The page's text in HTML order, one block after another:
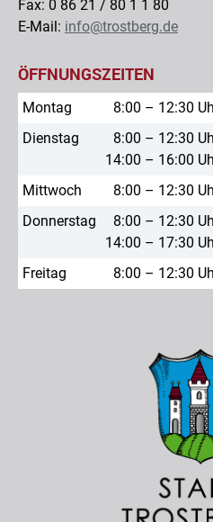
Fax: 0 86 21 / 80 1 1 80
E-Mail: info@trostberg.de
ÖFFNUNGSZEITEN
Montag
8:00 – 12:30
Dienstag
8:00 – 12:30
14:00 – 16:00
Mittwoch
8:00 – 12:30
Donnerstag
8:00 – 12:30
14:00 – 17:30
Freitag
8:00 – 12:30